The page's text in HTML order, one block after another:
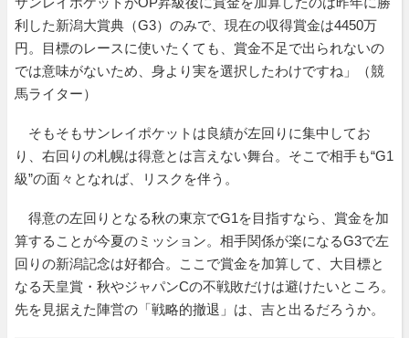
利した新潟大賞典（G3）のみで、現在の収得賞金は4450万
円。目標のレースに使いたくても、賞金不足で出られないの
では意味がないため、身より実を選択したわけですね」（競
馬ライター）
そもそもサンレイポケットは良績が左回りに集中してお
り、右回りの札幌は得意とは言えない舞台。そこで相手も“G1
級”の面々となれば、リスクを伴う。
得意の左回りとなる秋の東京でG1を目指すなら、賞金を加
算することが今夏のミッション。相手関係が楽になるG3で左
回りの新潟記念は好都合。ここで賞金を加算して、大目標と
なる天皇賞・秋やジャパンCの不戦敗だけは避けたいところ。
先を見据えた陣営の「戦略的撤退」は、吉と出るだろうか。